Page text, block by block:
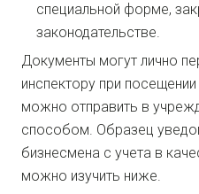
специальной форме,
законодательстве.
Документы могут лично
инспектору при
можно отправить в
способом. Образец
бизнесмена с учета в
можно изучить ниже.